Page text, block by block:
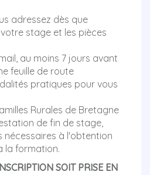
adressez dès que
stage et les pièces
au moins 7 jours avant
feuille de route
pratiques pour vous
Rurales de Bretagne
de fin de stage,
nécessaires à l'obtention
la formation.
SOIT PRISE EN